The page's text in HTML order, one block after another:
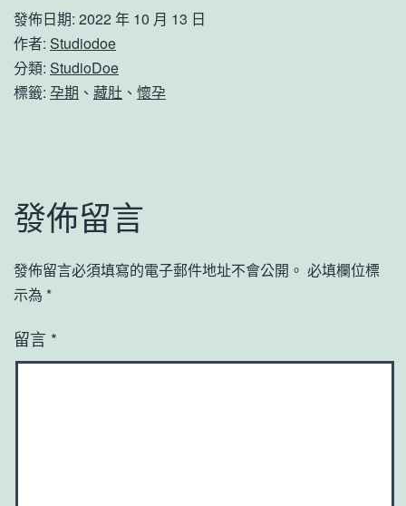
發佈日期: 2022 年 10 月 13 日
作者: Studiodoe
分類: StudioDoe
標籤: 孕期 、 藏肚 、 懷孕
發佈留言
發佈留言必須填寫的電子郵件地址不會公開。 必填欄位標
示為 *
留言 *